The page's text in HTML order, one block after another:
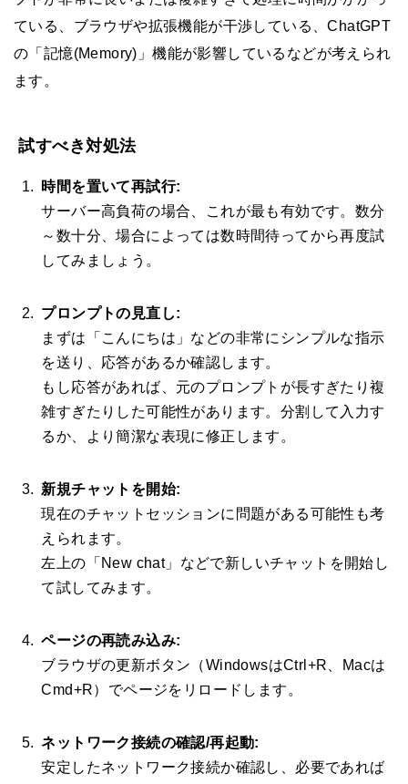
ている、ブラウザや拡張機能が干渉している、ChatGPT
の「記憶(Memory)」機能が影響しているなどが考えられ
ます。
試すべき対処法
時間を置いて再試行:
サーバー高負荷の場合、これが最も有効です。数分
～数十分、場合によっては数時間待ってから再度試
してみましょう。
プロンプトの見直し:
まずは「こんにちは」などの非常にシンプルな指示
を送り、応答があるか確認します。
もし応答があれば、元のプロンプトが長すぎたり複
雑すぎたりした可能性があります。分割して入力す
るか、より簡潔な表現に修正します。
新規チャットを開始:
現在のチャットセッションに問題がある可能性も考
えられます。
左上の「New chat」などで新しいチャットを開始し
て試してみます。
ページの再読み込み:
ブラウザの更新ボタン（WindowsはCtrl+R、Macは
Cmd+R）でページをリロードします。
ネットワーク接続の確認/再起動:
安定したネットワーク接続か確認し、必要であれば